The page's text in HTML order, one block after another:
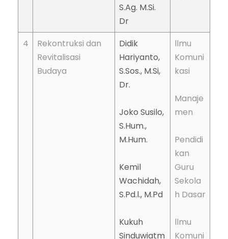
S.Ag. M.Si.
Dr
4
Rekontruksi dan
Revitalisasi
Budaya
Didik
Hariyanto,
S.Sos., M.Si,
Dr.
Joko Susilo,
S.Hum.,
M.Hum.
Kemil
Wachidah,
S.Pd.l., M.Pd
Kukuh
Sinduwiatm
llmu
Komuni
kasi
Manaje
men
Pendidi
kan
Guru
Sekola
h Dasar
llmu
Komuni